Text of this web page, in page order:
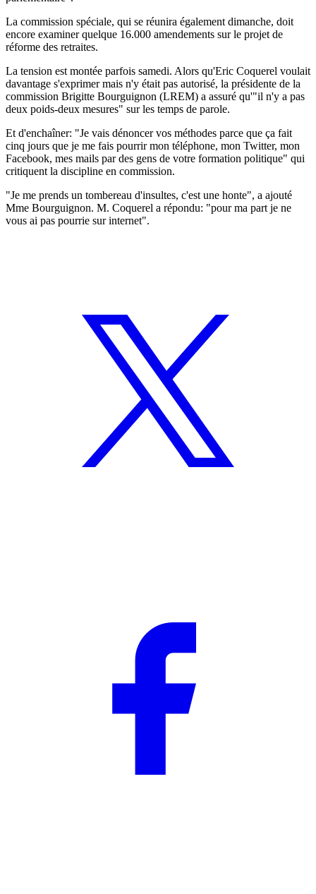
La commission spéciale, qui se réunira également dimanche, doit
encore examiner quelque 16.000 amendements sur le projet de
réforme des retraites.
La tension est montée parfois samedi. Alors qu'Eric Coquerel voulait
davantage s'exprimer mais n'y était pas autorisé, la présidente de la
commission Brigitte Bourguignon (LREM) a assuré qu'"il n'y a pas
deux poids-deux mesures" sur les temps de parole.
Et d'enchaîner: "Je vais dénoncer vos méthodes parce que ça fait
cinq jours que je me fais pourrir mon téléphone, mon Twitter, mon
Facebook, mes mails par des gens de votre formation politique" qui
critiquent la discipline en commission.
"Je me prends un tombereau d'insultes, c'est une honte", a ajouté
Mme Bourguignon. M. Coquerel a répondu: "pour ma part je ne
vous ai pas pourrie sur internet".